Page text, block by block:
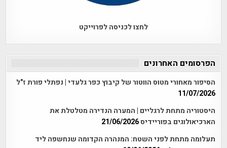
לחצו לכניסה לפרוייקט
הפרסומים האחרונים
הסיפור מאחורי מטוס הווטור של קיבוץ כפר גלעדי | נפתלי פורת ז"ל
11/07/2026
היסטוריה מתחת לרגליים | המערה הנדירה מטלטלת את
הארכיאולוגים בפוריידיס21/06/2026
תעלומה מתחת לפני השטח: המנהרה הקדומה שנחשפה ליד